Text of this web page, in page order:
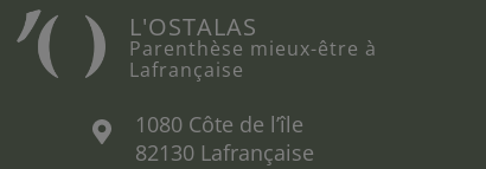
L'OSTALAS
Parenthèse mieux-être à
Lafrançaise
1080 Côte de l’île
82130 Lafrançaise